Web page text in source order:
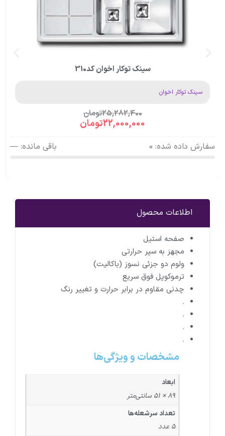
سینک توکار اخوان کد310
سینک توکار اخوان
25,282,400تومان
22,000,000تومان
سفارش داده شده: 0 باقی مانده: —
اطلاعات محصول
صفحه استیل
مجهز به سپر حرارتی
ولوم دو جزئی نسوز (باکالیت)
ترموکوپل فوق سریع
چدنی مقاوم در برابر حرارت و تغییر رنگ
.
.
.
.
مشخصات و ویژگی‌ها
ابعاد
89 × 51 سانتی‌متر
تعداد سرشعله‌ها
5 عدد